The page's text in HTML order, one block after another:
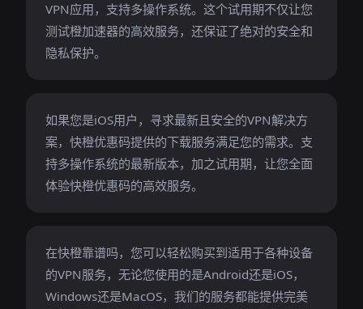
VPN应用，支持多操作系统。这个试用期不仅让您
测试橙加速器的高效服务，还保证了绝对的安全和
隐私保护。
如果您是iOS用户，寻求最新且安全的VPN解决方
案，快橙优惠码提供的下载服务满足您的需求。支
持多操作系统的最新版本，加之试用期，让您全面
体验快橙优惠码的高效服务。
在快橙靠谱吗，您可以轻松购买到适用于各种设备
的VPN服务，无论您使用的是Android还是iOS，
Windows还是MacOS，我们的服务都能提供完美